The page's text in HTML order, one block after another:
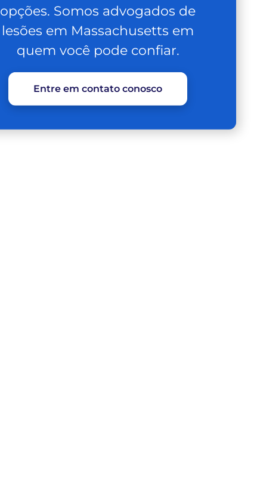
opções. Somos advogados de
lesões em Massachusetts em
quem você pode confiar.
Entre em contato conosco